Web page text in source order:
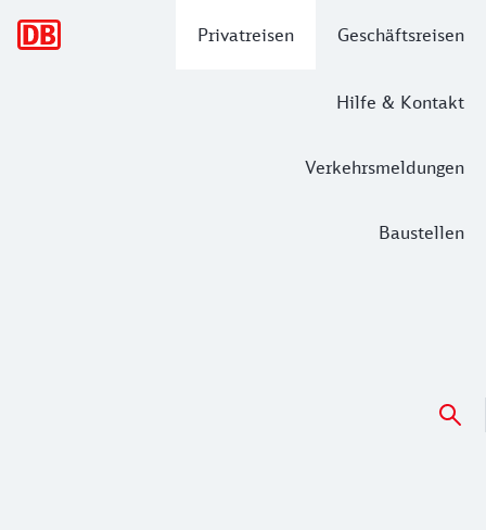
Privatreisen Geschäftsreisen
Hilfe & Kontakt
Verkehrsmeldungen
Baustellen